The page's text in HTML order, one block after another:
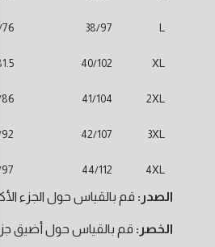
L
38/97
76
XL
40/102
2XL
41/104
3XL
42/107
4XL
44/112
الصدر: قم بالقياس حول الجزء
الخصر: قم بالقياس حول أضيق